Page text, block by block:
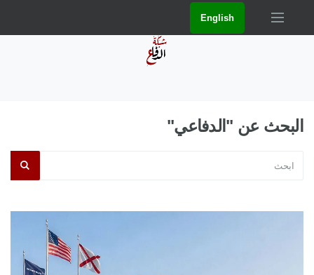
English
البحث عن "الدفاعي"